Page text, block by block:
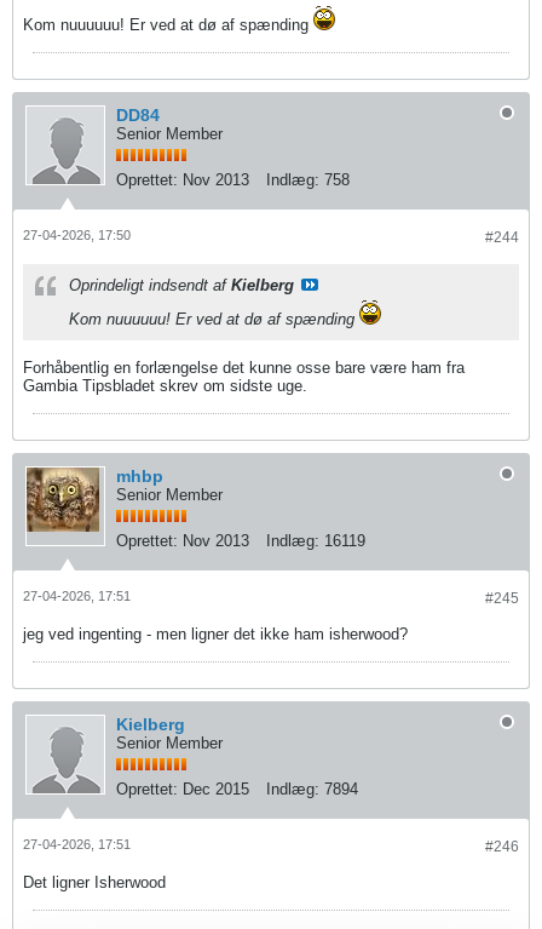
Kom nuuuuuu! Er ved at dø af spænding
DD84
Senior Member
Oprettet: Nov 2013 Indlæg: 758
#244
27-04-2026, 17:50
Oprindeligt indsendt af Kielberg
Kom nuuuuuu! Er ved at dø af spænding
Forhåbentlig en forlængelse det kunne osse bare være ham fra
Gambia Tipsbladet skrev om sidste uge.
mhbp
Senior Member
Oprettet: Nov 2013 Indlæg: 16119
#245
27-04-2026, 17:51
jeg ved ingenting - men ligner det ikke ham isherwood?
Kielberg
Senior Member
Oprettet: Dec 2015 Indlæg: 7894
#246
27-04-2026, 17:51
Det ligner Isherwood